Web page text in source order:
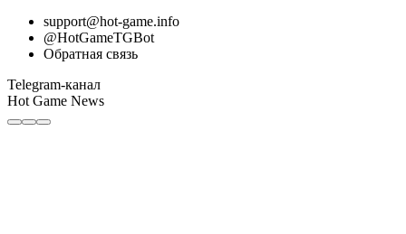
support@hot-game.info
@HotGameTGBot
Обратная связь
Telegram-канал
Hot Game News